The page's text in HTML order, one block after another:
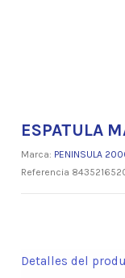
ESPATULA
Marca: PENINSULA
Referencia
Detalles del